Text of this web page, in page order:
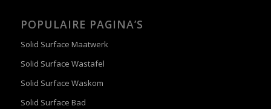
POPULAIRE PAGINA’S
Solid Surface Maatwerk
Solid Surface Wastafel
Solid Surface Waskom
Solid Surface Bad